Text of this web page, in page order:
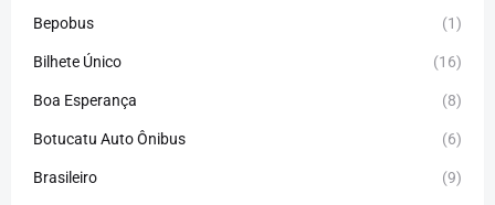
Bepobus (1)
Bilhete Único (16)
Boa Esperança (8)
Botucatu Auto Ônibus (6)
Brasileiro (9)